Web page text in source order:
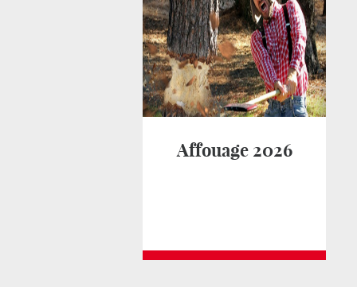
Affouage 2026